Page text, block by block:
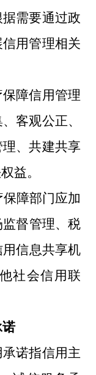
据需要通过政
信用管理相关
保障信用管理
客观公正、
、共建共享
益。
保障部门应加
监督管理、税
信息共享机
社会信用联
诺
承诺指信用主